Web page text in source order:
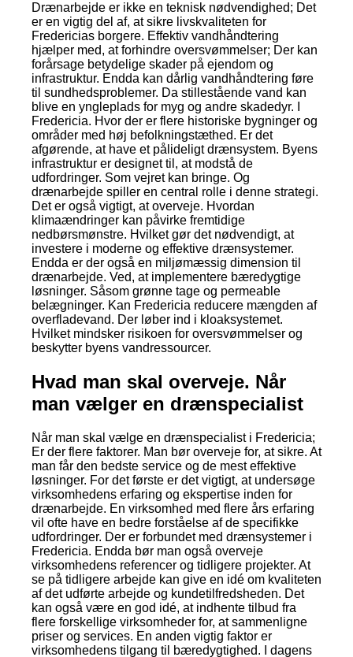
Drænarbejde er ikke en teknisk nødvendighed; Det
er en vigtig del af, at sikre livskvaliteten for
Fredericias borgere. Effektiv vandhåndtering
hjælper med, at forhindre oversvømmelser; Der kan
forårsage betydelige skader på ejendom og
infrastruktur. Endda kan dårlig vandhåndtering føre
til sundhedsproblemer. Da stillestående vand kan
blive en yngleplads for myg og andre skadedyr. I
Fredericia. Hvor der er flere historiske bygninger og
områder med høj befolkningstæthed. Er det
afgørende, at have et pålideligt drænsystem. Byens
infrastruktur er designet til, at modstå de
udfordringer. Som vejret kan bringe. Og
drænarbejde spiller en central rolle i denne strategi.
Det er også vigtigt, at overveje. Hvordan
klimaændringer kan påvirke fremtidige
nedbørsmønstre. Hvilket gør det nødvendigt, at
investere i moderne og effektive drænsystemer.
Endda er der også en miljømæssig dimension til
drænarbejde. Ved, at implementere bæredygtige
løsninger. Såsom grønne tage og permeable
belægninger. Kan Fredericia reducere mængden af
overfladevand. Der løber ind i kloaksystemet.
Hvilket mindsker risikoen for oversvømmelser og
beskytter byens vandressourcer.
Hvad man skal overveje. Når
man vælger en drænspecialist
Når man skal vælge en drænspecialist i Fredericia;
Er der flere faktorer. Man bør overveje for, at sikre. At
man får den bedste service og de mest effektive
løsninger. For det første er det vigtigt, at undersøge
virksomhedens erfaring og ekspertise inden for
drænarbejde. En virksomhed med flere års erfaring
vil ofte have en bedre forståelse af de specifikke
udfordringer. Der er forbundet med drænsystemer i
Fredericia. Endda bør man også overveje
virksomhedens referencer og tidligere projekter. At
se på tidligere arbejde kan give en idé om kvaliteten
af det udførte arbejde og kundetilfredsheden. Det
kan også være en god idé, at indhente tilbud fra
flere forskellige virksomheder for, at sammenligne
priser og services. En anden vigtig faktor er
virksomhedens tilgang til bæredygtighed. I dagens